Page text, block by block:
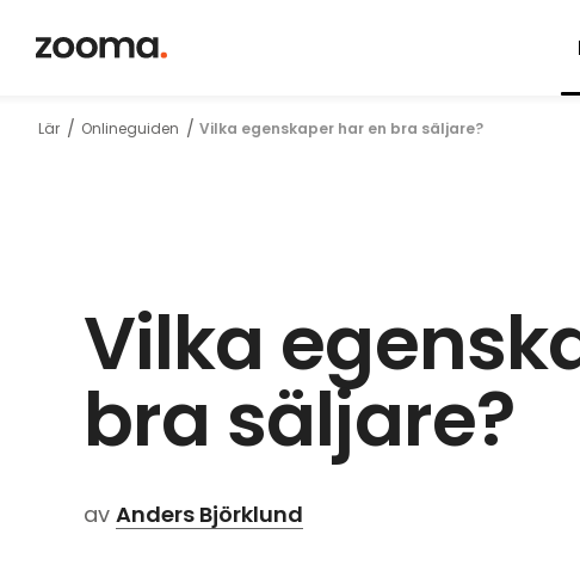
Lär Onlineguiden Vilka egenskaper har en bra säljare?
Vilka
bra säljare?
av Anders Björklund
Tankar, fakta